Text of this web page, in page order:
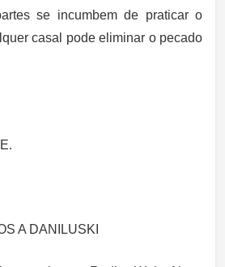
se incumbem de praticar o
casal pode eliminar o pecado
A DANILUSKI